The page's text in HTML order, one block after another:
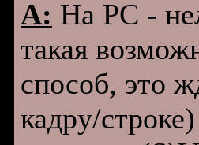
A: На PC -
такая
способ, это
кадру/